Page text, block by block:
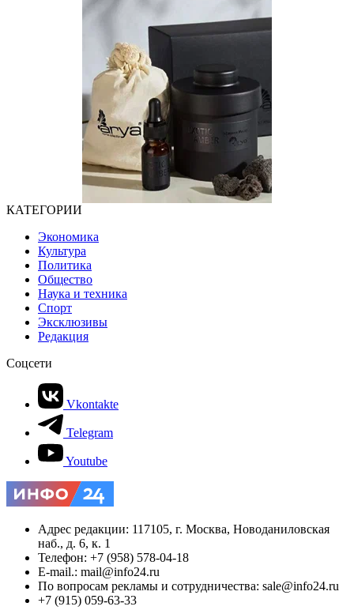
КАТЕГОРИИ
Экономика
Культура
Политика
Общество
Наука и техника
Спорт
Эксклюзивы
Редакция
Соцсети
Vkontakte
Telegram
Youtube
Адрес редакции: 117105, г. Москва, Новоданиловская
наб., д. 6, к. 1
Телефон: +7 (958) 578-04-18
E-mail.: mail@info24.ru
По вопросам рекламы и сотрудничества: sale@info24.ru
+7 (915) 059-63-33